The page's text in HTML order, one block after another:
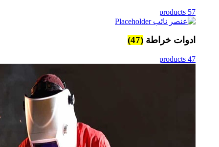
57 products
ادوات خراطة (47)
47 products